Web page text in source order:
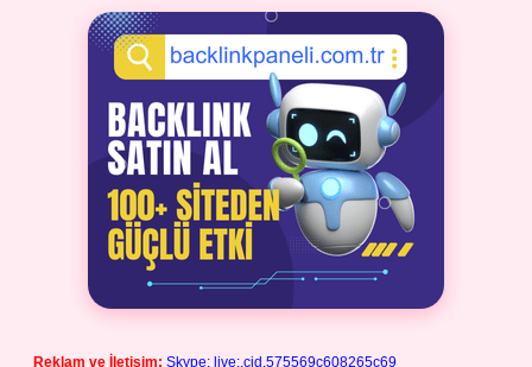
Reklam ve İletişim: Skype: live:.cid.575569c608265c69